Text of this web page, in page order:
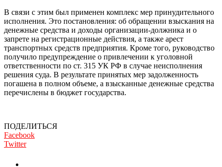
В связи с этим был применен комплекс мер принудительного
исполнения. Это постановления: об обращении взыскания на
денежные средства и доходы организации-должника и о
запрете на регистрационные действия, а также арест
транспортных средств предприятия. Кроме того, руководство
получило предупреждение о привлечении к уголовной
ответственности по ст. 315 УК РФ в случае неисполнения
решения суда. В результате принятых мер задолженность
погашена в полном объеме, а взысканные денежные средства
перечислены в бюджет государства.
ПОДЕЛИТЬСЯ
Facebook
Twitter